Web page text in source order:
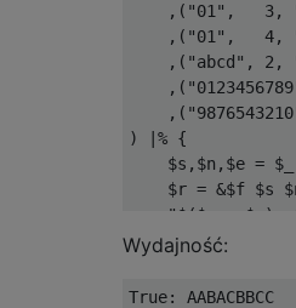
,( "01" , 3,
,( "01" , 4,
,( "abcd" , 2 ,
,(
,(
)
|% {
    $s
, $n , $e = $_
    $r
= &$f $s
"$($r-eq$e):
}
Wydajność:
True: